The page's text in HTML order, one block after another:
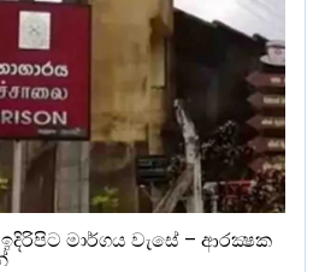
මාර්ගය වැසේ – ආරක්‍ෂක